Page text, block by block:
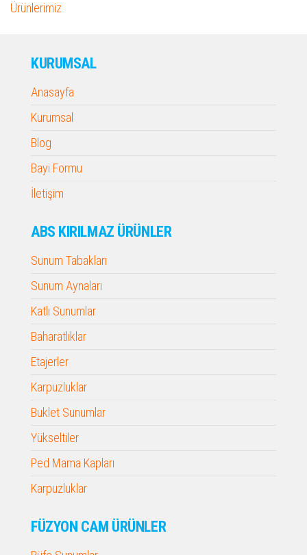
Ürünlerimiz
KURUMSAL
Anasayfa
Kurumsal
Blog
Bayi Formu
İletişim
ABS KIRILMAZ ÜRÜNLER
Sunum Tabakları
Sunum Aynaları
Katlı Sunumlar
Baharatlıklar
Etajerler
Karpuzluklar
Buklet Sunumlar
Yükseltiler
Ped Mama Kapları
Karpuzluklar
FÜZYON CAM ÜRÜNLER